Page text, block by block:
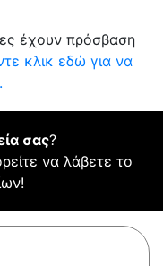
έχουν πρόσβαση
κλικ εδώ για να
σας?
να λάβετε το